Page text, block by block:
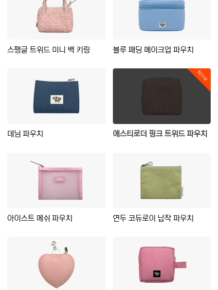
스팽글 트위드 미니 백 키링 블루 패딩 메이크업 파우치
데님 파우치
Now
에스티로더 핑크 트위드 파우치
아이스트 메쉬 파우치 연두 코듀로이 납작 파우치